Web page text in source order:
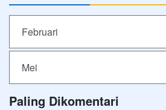
Februari
Mei
Paling Dikomentari